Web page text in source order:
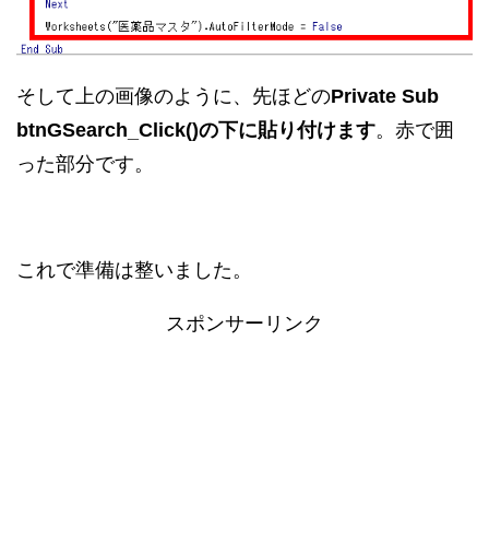
そして上の画像のように、先ほどのPrivate Sub
btnGSearch_Click()の下に貼り付けます。赤で囲
った部分です。
これで準備は整いました。
スポンサーリンク